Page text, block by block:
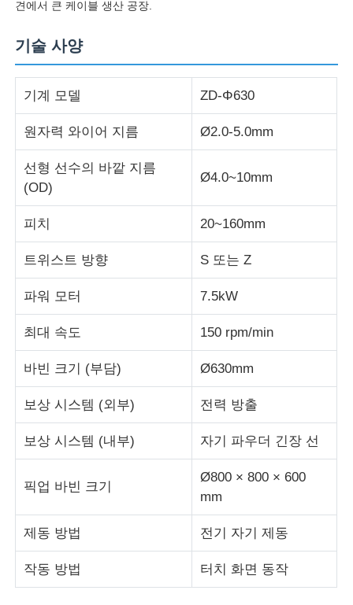
공장 투어
품질 관리
뉴스
모든 케이스
견적 요청
와이어 스트랜딩 기계
이중 트위스트 스트랜딩 머신
기갑 기계
견에서 큰 케이블 생산 공장.
기술 사양
기계 모델 ZD-Φ630
원자력 와이어 지름 Ø2.0-5.0mm
선형 선수의 바깥 지름
(OD)
Ø4.0~10mm
피치 20~160mm
트위스트 방향 S 또는 Z
파워 모터 7.5kW
최대 속도 150 rpm/min
바빈 크기 (부담) Ø630mm
보상 시스템 (외부) 전력 방출
보상 시스템 (내부) 자기 파우더 긴장 선
픽업 바빈 크기
Ø800 × 800 × 600
mm
제동 방법 전기 자기 제동
작동 방법 터치 화면 동작